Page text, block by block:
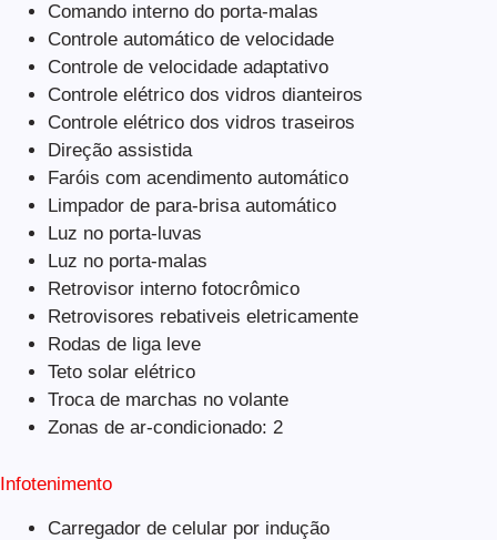
Comando interno do porta-malas
Controle automático de velocidade
Controle de velocidade adaptativo
Controle elétrico dos vidros dianteiros
Controle elétrico dos vidros traseiros
Direção assistida
Faróis com acendimento automático
Limpador de para-brisa automático
Luz no porta-luvas
Luz no porta-malas
Retrovisor interno fotocrômico
Retrovisores rebativeis eletricamente
Rodas de liga leve
Teto solar elétrico
Troca de marchas no volante
Zonas de ar-condicionado: 2
Infotenimento
Carregador de celular por indução